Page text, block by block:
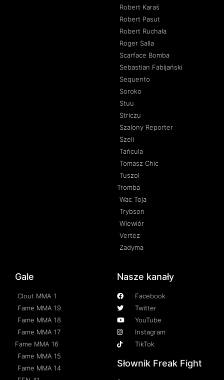
Robert Karaś
Robert Pasut
Robert Ruchała
Roger Salla
Scarface Bomba
Sebastian Fabijański
Sequento
Soroko
Stuu
Striczu
Szalony Reporter
Szeli
Tańcula
Tomasz Chic
Tuszol
Tromba
Wac Toja
Trybson
Wiewiór
Vertez
Zadyma
Gale
Clout MMA 1
Fame MMA 19
Fame MMA 18
Fame MMA 17
Fame MMA 16
Fame MMA 15
Fame MMA 14
Nasze kanały
Facebook
Twitter
YouTube
Instagram
TikTok
Słownik Freak Fight